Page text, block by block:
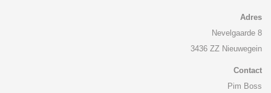
Adres
Nevelgaarde 8
3436 ZZ Nieuwegein
Contact
Pim Boss